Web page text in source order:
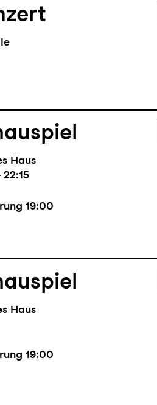
Haus
22:15
19:00
Haus
19:00